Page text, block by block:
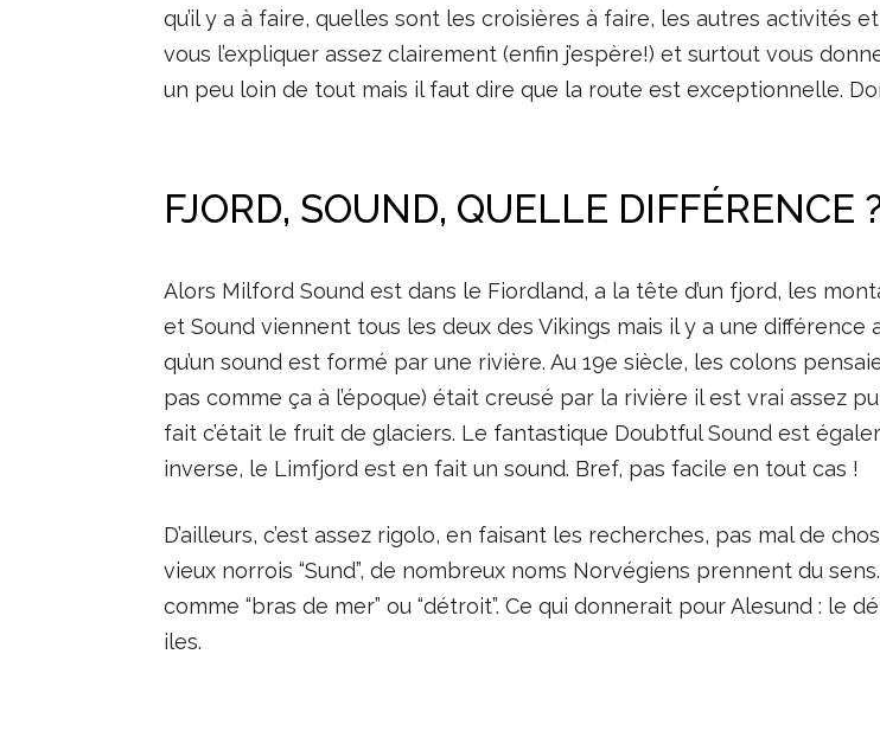
qu’il y a à faire, quelles sont les croisières à faire, les autres activités
vous l’expliquer assez clairement (enfin j’espère!) et surtout vous
un peu loin de tout mais il faut dire que la route est exceptionnelle.
FJORD, SOUND, QUELLE DIFFÉRENCE
Alors Milford Sound est dans le Fiordland, a la tête d’un fjord, les
et Sound viennent tous les deux des Vikings mais il y a une
qu’un sound est formé par une rivière. Au 19e siècle, les colons
pas comme ça à l’époque) était creusé par la rivière il est vrai assez
fait c’était le fruit de glaciers. Le fantastique Doubtful Sound est
inverse, le Limfjord est en fait un sound. Bref, pas facile en tout cas !
D’ailleurs, c’est assez rigolo, en faisant les recherches, pas mal de
vieux norrois “Sund”, de nombreux noms Norvégiens prennent du
comme “bras de mer” ou “détroit”. Ce qui donnerait pour Alesund : le
iles.